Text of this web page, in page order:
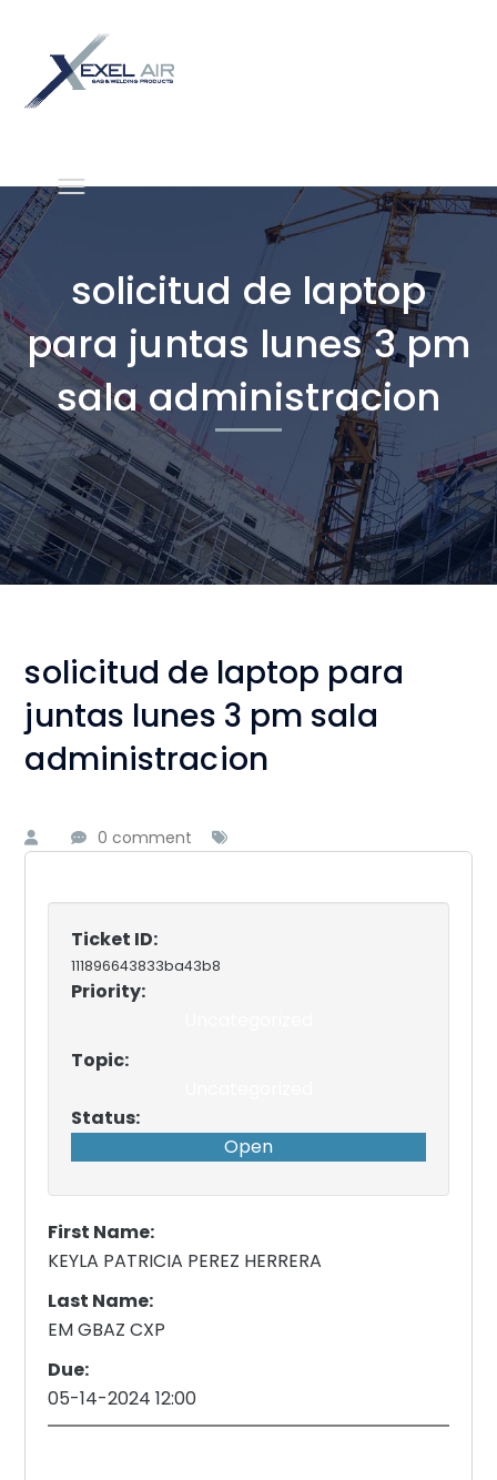
solicitud de laptop
para juntas lunes 3 pm
sala administracion
solicitud de laptop para
juntas lunes 3 pm sala
administracion
0 comment
Ticket ID:
111896643833ba43b8
Priority:
Topic:
Status:
Open
First Name:
KEYLA PATRICIA PEREZ HERRERA
Last Name:
EM GBAZ CXP
Due:
05-14-2024 12:00